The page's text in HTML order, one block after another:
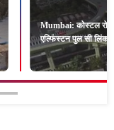
Mumbai: कोस्टल रोड
एल्फिंस्टन पुल सी लिंक